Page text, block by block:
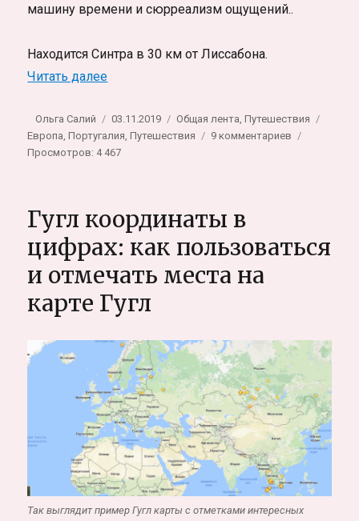
машину времени и сюрреализм ощущений..
Находится Синтра в 30 км от Лиссабона.
Читать далее«Синтра. Долина сказочных замков,
Автор
Ольга Салий Опубликовано
03.11.2019 Рубрики
Общая лента ,Путешествия
Европа ,Португалия ,Путешествия 9 комментариев
места
Просмотров: 4 467
Гугл координаты в
цифрах: как пользоваться
и отмечать места на
карте Гугл
Так выглядит пример Гугл карты с отметками интересных